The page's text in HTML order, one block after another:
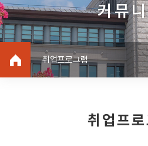
커뮤
취업프로그램
취업프로